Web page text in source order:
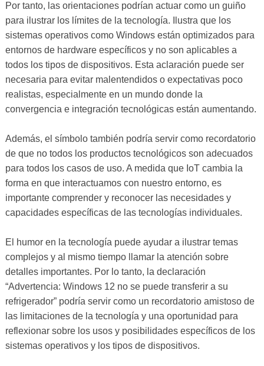
Por tanto, las orientaciones podrían actuar como un guiño
para ilustrar los límites de la tecnología. Ilustra que los
sistemas operativos como Windows están optimizados para
entornos de hardware específicos y no son aplicables a
todos los tipos de dispositivos. Esta aclaración puede ser
necesaria para evitar malentendidos o expectativas poco
realistas, especialmente en un mundo donde la
convergencia e integración tecnológicas están aumentando.
Además, el símbolo también podría servir como recordatorio
de que no todos los productos tecnológicos son adecuados
para todos los casos de uso. A medida que IoT cambia la
forma en que interactuamos con nuestro entorno, es
importante comprender y reconocer las necesidades y
capacidades específicas de las tecnologías individuales.
El humor en la tecnología puede ayudar a ilustrar temas
complejos y al mismo tiempo llamar la atención sobre
detalles importantes. Por lo tanto, la declaración
“Advertencia: Windows 12 no se puede transferir a su
refrigerador” podría servir como un recordatorio amistoso de
las limitaciones de la tecnología y una oportunidad para
reflexionar sobre los usos y posibilidades específicos de los
sistemas operativos y los tipos de dispositivos.